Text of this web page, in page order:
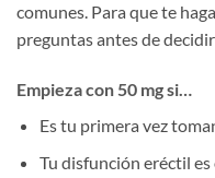
comunes. Para que te
preguntas antes de
Empieza con 50 mg si…
Es tu primera vez
Tu disfunción eréctil es